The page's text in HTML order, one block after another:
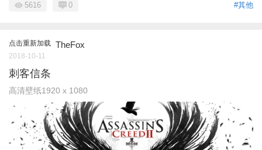
#其他
5616 0
点击重新加载 TheFox
2018-10-11
刺客信条
高清壁纸1920 x 1080